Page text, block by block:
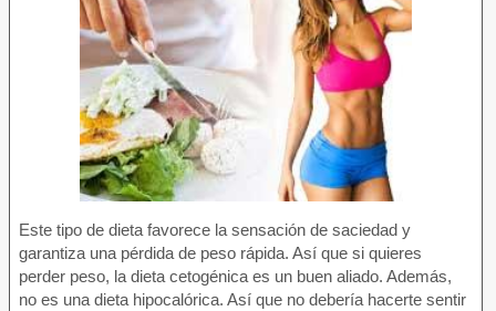
Este tipo de dieta favorece la sensación de saciedad y
garantiza una pérdida de peso rápida. Así que si quieres
perder peso, la dieta cetogénica es un buen aliado. Además,
no es una dieta hipocalórica. Así que no debería hacerte sentir